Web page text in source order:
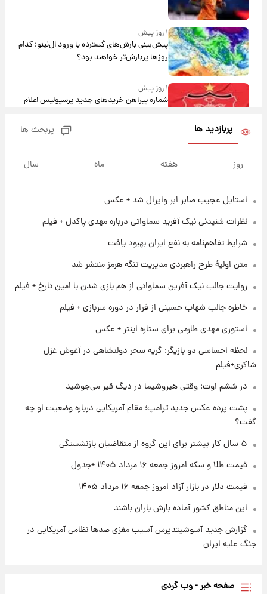
۱ روز پیش
پیش‌بینی بارش‌های گسترده با ورود ال‌نینو؛ کدام
روزها پربارش‌تر خواهند بود؟
۱ روز پیش
شماره پیراهن خریدهای جدید پرسپولیس اعلام
شد+فیلم
۱ روز پیش
امروز پنجشنبه ۱۵ مرداد ۱۴۰۵ +جدول
قیمت طلا و سکه امروز پنجشنبه ۱۵ مرداد ۱۴۰۵
۱ روز پیش
شارژ جدید کالابرگ برای سه دهک؛ جزئیات اعلام
شد
شرایط تازه فروش اقساطی سایپا اعلام شد؛
شاهین، کوییک، اطلس، سهند و ساینا با اقساط
بلندمدت + جدول
قیمت سکه و طلا فردا
پربازدید ها پربحث ها
روز هفته ماه سال
استایل عجیب صابر ابر وایرال شد + عکس
نظرات شنیدنی نیک آفرید سماواتی درباره مهدی پاکدل + فیلم
شرایط تفاهم‌نامه به نفع ایران بهبود یافت
متن اولیۀ طرح راهبردی مدیریت تنگه هرمز منتشر شد
روایت جالب نیک آفرین سماواتی از هم بازی شدن با امین تارخ + فیلم
خاطره جالب شهاب حسینی از فرار در دوره سربازی + فیلم
استوری مهدی طارمی برای ستاره اینتر + عکس
لحظه احساسی دو بازیگر؛ گریه سحر دولتشاهی در آغوش غزل
شاکری+فیلم
در ششم اوت؛ وقتی هیروشیما در دیگ قیر می‌جوشید
پشت پرده عکس جدید ترامپ؛ مقام آمریکایی درباره وضعیت او چه
گفت؟
۵ سال کار بیشتر برای این گروه از متقاضیان بازنشستگی
قیمت طلا و سکه امروز جمعه ۱۶ مرداد ۱۴۰۵ +جدول
قیمت دلار در بازار آزاد امروز جمعه ۱۶ مرداد ۱۴۰۵
این مناطق کشور آماده بارش باران باشند
گزارش جدید آسوشیتدپرس آسیب مغزی صدها نظامی آمریکایی در
جنگ علیه ایران
صفحه خبر - وب گردی